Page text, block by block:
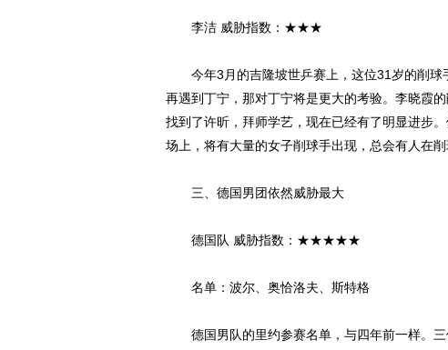
李洁 威胁指数：★★★
今年3月的吉隆坡世乒赛上，这位31岁的削球
再遇到丁宁，那对丁宁将是更大的考验。李晓霞
找到了许昕，拜师学艺，现在已经有了明显进步
场上，将有大量的女子削球手出现，总会有人在削
三、德国男团依然威胁最大
德国队 威胁指数：★★★★★
名单：波尔、奥恰洛夫、斯特格
德国男队的里约参赛名单，与四年前一样。三